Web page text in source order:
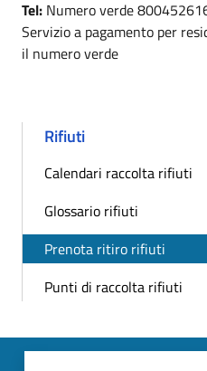
Tel: Numero verde
Servizio a pagamento per
il numero verde
Rifiuti
Calendari raccolta rifiuti
Glossario rifiuti
Prenota ritiro rifiuti
Punti di raccolta rifiuti